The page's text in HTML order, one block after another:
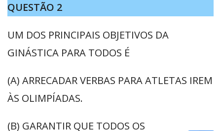
QUESTÃO 2
UM DOS PRINCIPAIS OBJETIVOS DA
GINÁSTICA PARA TODOS É
(A) ARRECADAR VERBAS PARA ATLETAS IREM
ÀS OLIMPÍADAS.
(B) GARANTIR QUE TODOS OS